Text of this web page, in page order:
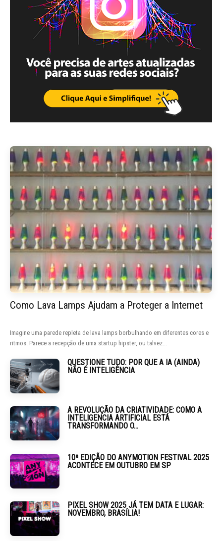
Como Lava Lamps Ajudam a Proteger a Internet
Imagine uma parede repleta de lava lamps borbulhando em diferentes cores e
ritmos. Parece a recepção de uma startup hipster, ou talvez...
QUESTIONE TUDO: POR QUE A IA (AINDA)
NÃO É INTELIGÊNCIA
A REVOLUÇÃO DA CRIATIVIDADE: COMO A
INTELIGENCIA ARTIFICIAL ESTÁ
TRANSFORMANDO O...
10ª EDIÇÃO DO ANYMOTION FESTIVAL 2025
ACONTECE EM OUTUBRO EM SP
PIXEL SHOW 2025 JÁ TEM DATA E LUGAR:
NOVEMBRO, BRASÍLIA!